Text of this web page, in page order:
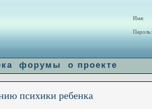
психики ребенка
Имя:
Пароль:
форумы о проекте